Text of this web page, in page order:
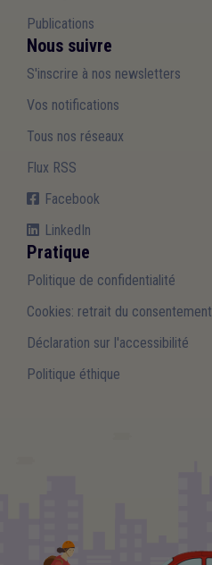
Publications
Nous suivre
S'inscrire à nos newsletters
Vos notifications
Tous nos réseaux
Flux RSS
Facebook
LinkedIn
Pratique
Politique de confidentialité
Cookies: retrait du consentement
Déclaration sur l'accessibilité
Politique éthique